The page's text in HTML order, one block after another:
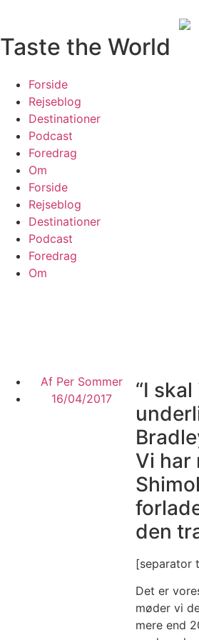
Taste the World
Forside
Rejseblog
Destinationer
Podcast
Foredrag
Om
Forside
Rejseblog
Destinationer
Podcast
Foredrag
Om
Af Per Sommer
16/04/2017
“I
Vi har
den
[separator
Det er
møder vi
mere end